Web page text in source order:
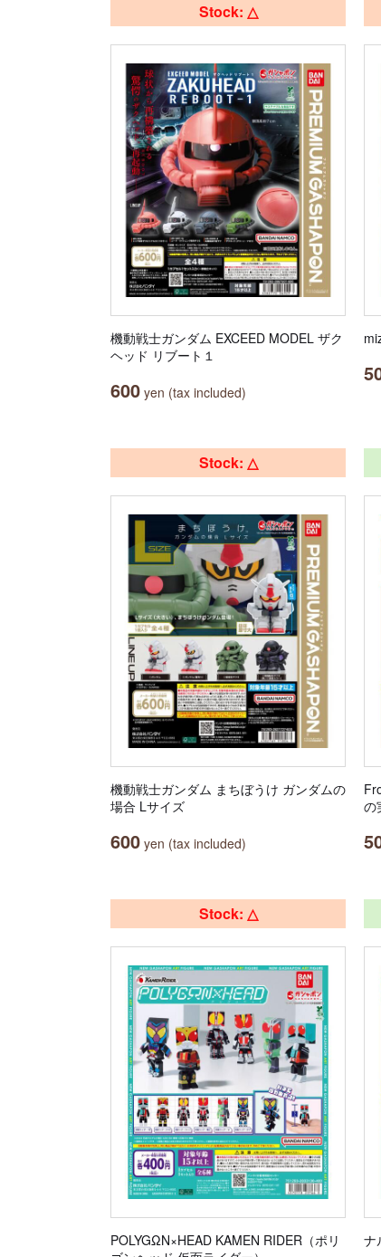
Stock: △
機動戦士ガンダム EXCEED MODEL ザク
ヘッド リブート１
600 yen (tax included)
Stock: △
機動戦士ガンダム まちぼうけ ガンダムの
場合 Lサイズ
600 yen (tax included)
の
Stock: △
POLYGΩN×HEAD KAMEN RIDER（ポリ
ナ